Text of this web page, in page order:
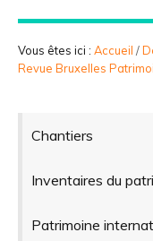
PARTICIPER
Vous êtes ici : Accueil /
Revue Bruxelles
Chantiers
Inventaires du
Patrimoine